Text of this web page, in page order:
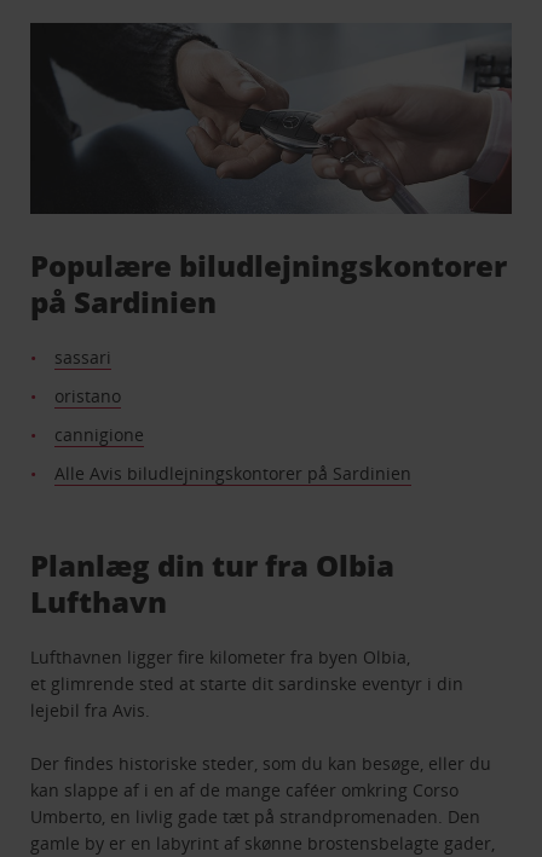
Populære biludlejningskontorer
på Sardinien
sassari
oristano
cannigione
Alle Avis biludlejningskontorer på Sardinien
Planlæg din tur fra Olbia
Lufthavn
Lufthavnen ligger fire kilometer fra byen Olbia,
et glimrende sted at starte dit sardinske eventyr i din
lejebil fra Avis.
Der findes historiske steder, som du kan besøge, eller du
kan slappe af i en af de mange caféer omkring Corso
Umberto, en livlig gade tæt på strandpromenaden. Den
gamle by er en labyrint af skønne brostensbelagte gader,